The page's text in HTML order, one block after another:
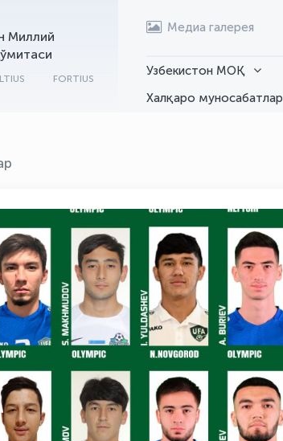
Миллий
FORTIUS
Медиа галерея
Узбекистон МОҚ
Халқаро муносабатлар